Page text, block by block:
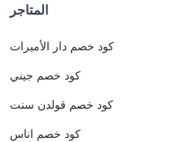
المتاجر
كود خصم دار الأميرات
كود خصم جيني
كود خصم قولدن سنت
كود خصم اناس